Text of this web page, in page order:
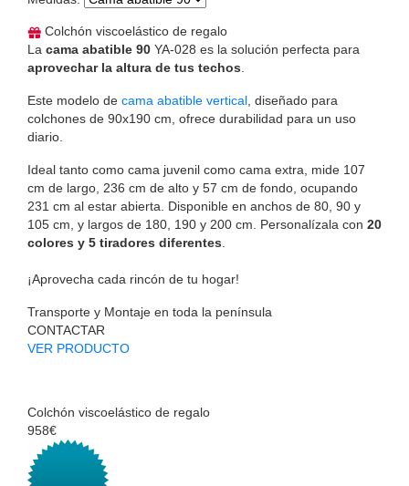
Colchón viscoelástico de regalo
La cama abatible 90 YA-028 es la solución perfecta para
aprovechar la altura de tus techos
Este modelo de cama abatible vertical , diseñado para
colchones de 90x190 cm, ofrece durabilidad para un uso
diario.
Ideal tanto como cama juvenil como cama extra, mide 107
cm de largo, 236 cm de alto y 57 cm de fondo, ocupando
231 cm al estar abierta. Disponible en anchos de 80, 90 y
105 cm, y largos de 180, 190 y 200 cm. Personalízala con 20
colores y 5 tiradores diferentes
¡Aprovecha cada rincón de tu hogar!
Transporte y Montaje en toda la península
CONTACTAR
VER PRODUCTO
Colchón viscoelástico de regalo
958€